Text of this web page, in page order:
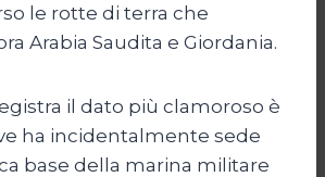
le rotte di terra che
Arabia Saudita e Giordania.
il dato più clamoroso è
ha incidentalmente sede
base della marina militare